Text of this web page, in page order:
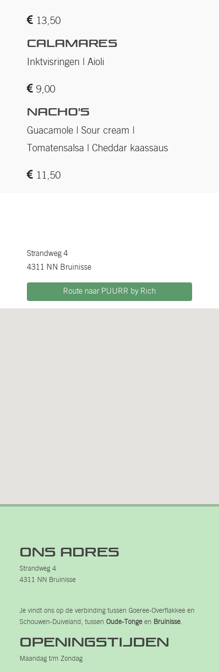
13,50
CALAMARES
Inktvisringen | Aioli
9,00
NACHO'S
Guacamole | Sour cream |
Tomatensalsa | Cheddar kaassaus
11,50
Strandweg 4
4311 NN Bruinisse
Route naar PUURR by Rich
Ons adres
Strandweg 4
4311 NN Bruinisse
Je vindt ons op de verbinding tussen Goeree-Overflakkee en
Schouwen-Duiveland, tussen Oude-Tonge en Bruinisse.
Openingstijden
Maandag t/m Zondag